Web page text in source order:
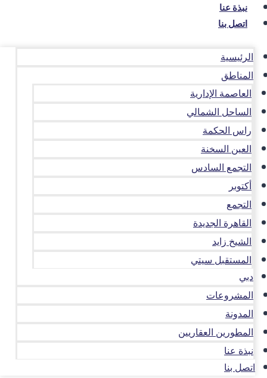
نبذة عنا
اتصل بنا
الرئيسية
المناطق
العاصمة الإدارية
الساحل الشمالي
راس الحكمة
العين السخنة
التجمع السادس
أكتوبر
التجمع
القاهرة الجديدة
الشيخ زايد
المستقبل سيتي
دبي
المشروعات
المدونة
المطورين العقاريين
نبذة عنا
اتصل بنا